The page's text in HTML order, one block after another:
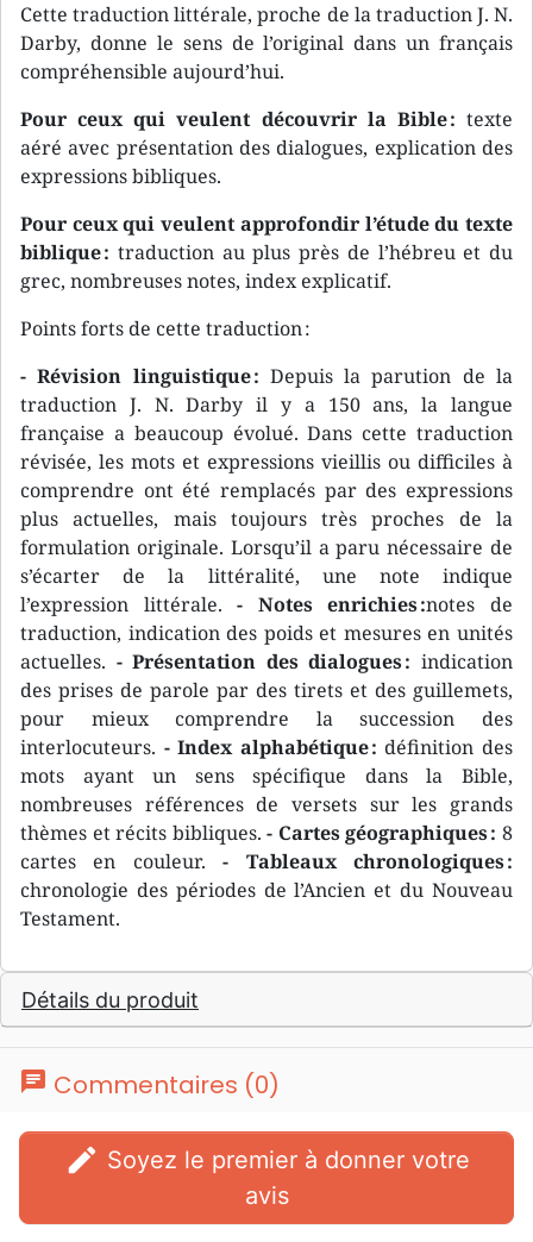
Cette traduction littérale, proche de la traduction J. N.
Darby, donne le sens de l’original dans un français
compréhensible aujourd’hui.
Pour ceux qui veulent découvrir la Bible : texte
aéré avec présentation des dialogues, explication des
expressions bibliques.
Pour ceux qui veulent approfondir l’étude du texte
biblique : traduction au plus près de l’hébreu et du
grec, nombreuses notes, index explicatif.
Points forts de cette traduction :
- Révision linguistique : Depuis la parution de la
traduction J. N. Darby il y a 150 ans, la langue
française a beaucoup évolué. Dans cette traduction
révisée, les mots et expressions vieillis ou difficiles à
comprendre ont été remplacés par des expressions
plus actuelles, mais toujours très proches de la
formulation originale. Lorsqu’il a paru nécessaire de
s’écarter de la littéralité, une note indique
l’expression littérale.- Notes enrichies :notes de
traduction, indication des poids et mesures en unités
actuelles. - Présentation des dialogues : indication
des prises de parole par des tirets et des guillemets,
pour mieux comprendre la succession des
interlocuteurs. - Index alphabétique : définition des
mots ayant un sens spécifique dans la Bible,
nombreuses références de versets sur les grands
thèmes et récits bibliques.- Cartes géographiques : 8
cartes en couleur.- Tableaux chronologiques :
chronologie des périodes de l’Ancien et du Nouveau
Testament.
Détails du produit
chat Commentaires (0)
edit
avis